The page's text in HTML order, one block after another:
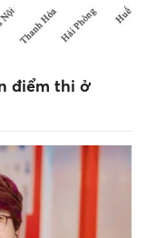
điểm thi ở